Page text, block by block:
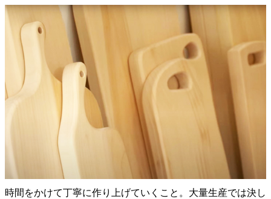
時間をかけて丁寧に作り上げていくこと。大量生産では決し